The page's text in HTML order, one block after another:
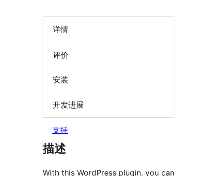
详情
评价
安装
开发进展
支持
描述
With this WordPress plugin, you can